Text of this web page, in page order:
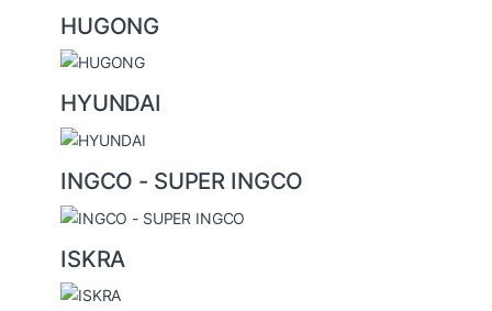
HUGONG
HYUNDAI
INGCO - SUPER INGCO
ISKRA